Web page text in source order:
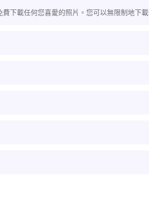
下載任何您喜愛的照片。您可以無限制地下載